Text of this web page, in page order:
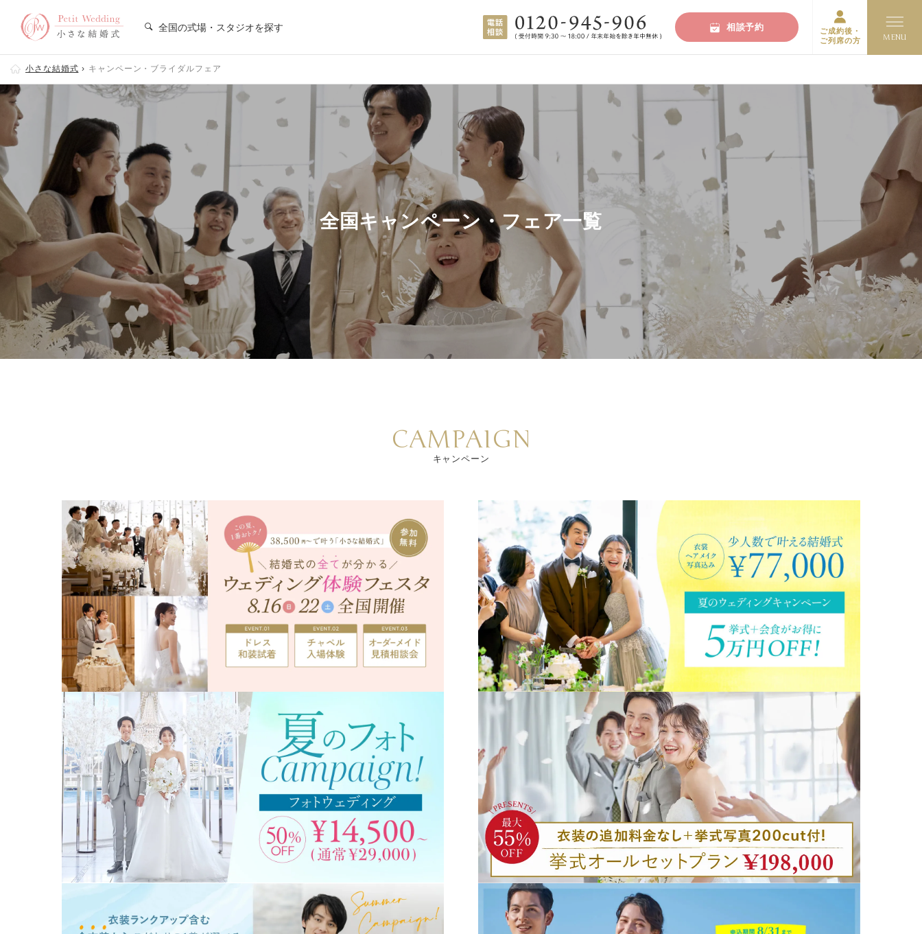
全国の式場・スタジオを探す 相談予約
ご成約後・
ご列席の方
小さな結婚式 キャンペーン・ブライダルフェア
全国キャンペーン・フェア一覧
CAMPAIGN
キャンペーン